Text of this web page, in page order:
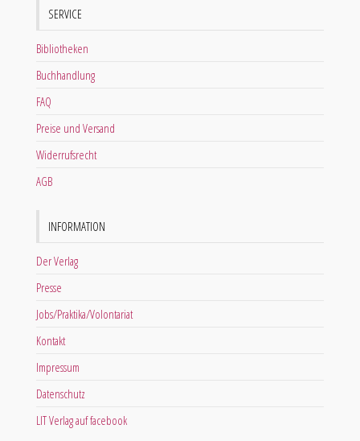
SERVICE
Bibliotheken
Buchhandlung
FAQ
Preise und Versand
Widerrufsrecht
AGB
INFORMATION
Der Verlag
Presse
Jobs/Praktika/Volontariat
Kontakt
Impressum
Datenschutz
LIT Verlag auf facebook